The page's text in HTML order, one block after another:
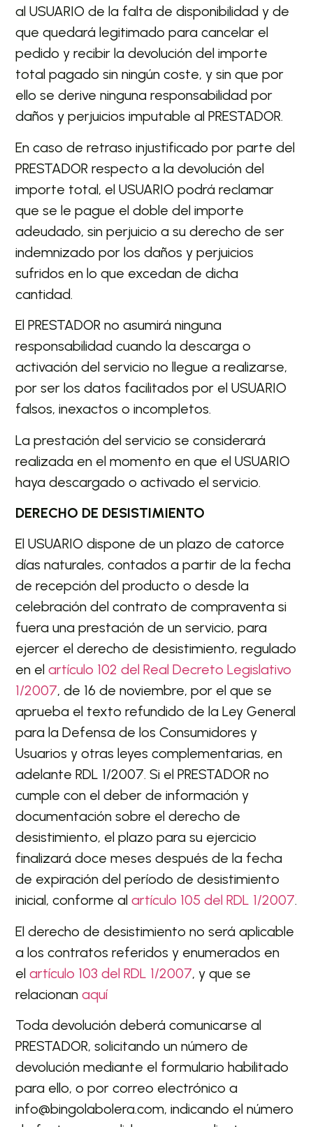
al USUARIO de la falta de disponibilidad y de
que quedará legitimado para cancelar el
pedido y recibir la devolución del importe
total pagado sin ningún coste, y sin que por
ello se derive ninguna responsabilidad por
daños y perjuicios imputable al PRESTADOR.
En caso de retraso injustificado por parte del
PRESTADOR respecto a la devolución del
importe total, el USUARIO podrá reclamar
que se le pague el doble del importe
adeudado, sin perjuicio a su derecho de ser
indemnizado por los daños y perjuicios
sufridos en lo que excedan de dicha
cantidad.
El PRESTADOR no asumirá ninguna
responsabilidad cuando la descarga o
activación del servicio no llegue a realizarse,
por ser los datos facilitados por el USUARIO
falsos, inexactos o incompletos.
La prestación del servicio se considerará
realizada en el momento en que el USUARIO
haya descargado o activado el servicio.
DERECHO DE DESISTIMIENTO
El USUARIO dispone de un plazo de catorce
días naturales, contados a partir de la fecha
de recepción del producto o desde la
celebración del contrato de compraventa si
fuera una prestación de un servicio, para
ejercer el derecho de desistimiento, regulado
en elartículo 102 del Real Decreto Legislativo
1/2007, de 16 de noviembre, por el que se
aprueba el texto refundido de la Ley General
para la Defensa de los Consumidores y
Usuarios y otras leyes complementarias, en
adelante RDL 1/2007. Si el PRESTADOR no
cumple con el deber de información y
documentación sobre el derecho de
desistimiento, el plazo para su ejercicio
finalizará doce meses después de la fecha
de expiración del período de desistimiento
inicial, conforme alartículo 105 del RDL 1/2007.
El derecho de desistimiento no será aplicable
a los contratos referidos y enumerados en
elartículo 103 del RDL 1/2007, y que se
relacionanaquí
Toda devolución deberá comunicarse al
PRESTADOR, solicitando un número de
devolución mediante el formulario habilitado
para ello, o por correo electrónico a
info@bingolabolera.com, indicando el número